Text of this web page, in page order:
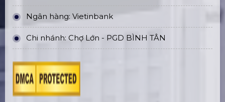
Ngân hàng: Vietinbank
Chi nhánh: Chợ Lớn - PGD BÌNH TÂN